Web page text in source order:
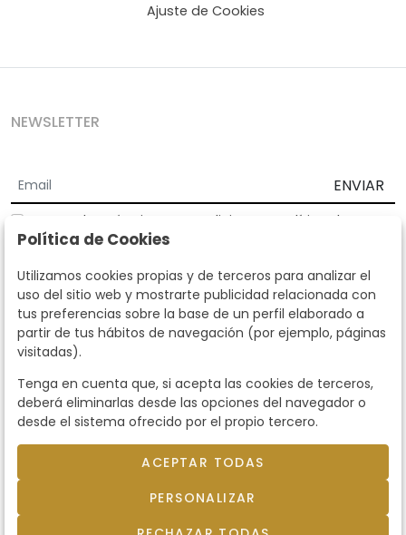
Ajuste de Cookies
NEWSLETTER
ENVIAR
Acepto los Términos y Condiciones
Política de
privacidad
Según la LOPD y disposiciones de desarrollo, informamos que sus
datos personales serán tratados por parte de Subastas Segre con la
finalidad de gestionar la relación comercial. Puede ejercitar los
derechos de acceso, rectificación, cancelación, oposición y demás
derechos en los términos establecidos en la normativa vigente
dirigiéndote a nosotros. Asimismo, nos puede solicitar el envío de
llamando al teléfono 915159584 o enviando un e-mail a
info@subastassegre.es
Este sitio está protegido por reCAPTCHA y se aplican la
Términos de servicio de Google.
© 2026
Desarrollado por Labelgrup Networks.
Política de Cookies
Utilizamos cookies propias y de terceros para analizar el
uso del sitio web y mostrarte publicidad relacionada con
tus preferencias sobre la base de un perfil elaborado a
partir de tus hábitos de navegación (por ejemplo, páginas
visitadas).
Tenga en cuenta que, si acepta las cookies de terceros,
deberá eliminarlas desde las opciones del navegador o
desde el sistema ofrecido por el propio tercero.
ACEPTAR TODAS
PERSONALIZAR